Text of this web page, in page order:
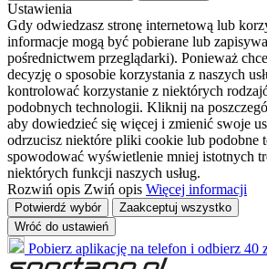
Ustawienia
Gdy odwiedzasz stronę internetową lub
informacje mogą być pobierane lub
pośrednictwem przeglądarki). Ponieważ
decyzję o sposobie korzystania z naszych
kontrolować korzystanie z niektórych
podobnych technologii. Kliknij na
aby dowiedzieć się więcej i zmienić swoje
odrzucisz niektóre pliki cookie lub podobne
spowodować wyświetlenie mniej istotnych
niektórych funkcji naszych usług.
Rozwiń opis Zwiń opis Więcej informacji
Potwierdź wybór
Zaakceptuj wszystko
Wróć do ustawień
Pobierz aplikację na telefon i odbierz 40